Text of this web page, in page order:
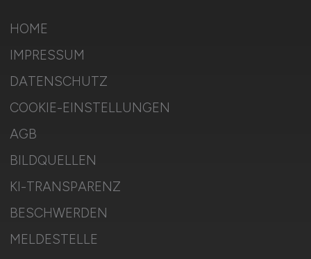
HOME
IMPRESSUM
DATENSCHUTZ
COOKIE-EINSTELLUNGEN
AGB
BILDQUELLEN
KI-TRANSPARENZ
BESCHWERDEN
MELDESTELLE